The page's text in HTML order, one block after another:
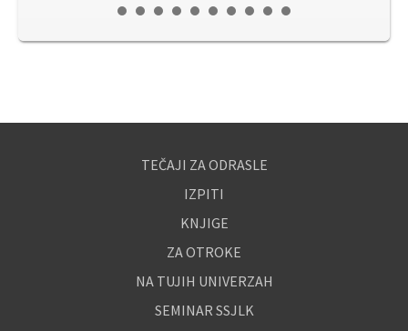
TEČAJI ZA ODRASLE
IZPITI
KNJIGE
ZA OTROKE
NA TUJIH UNIVERZAH
SEMINAR SSJLK